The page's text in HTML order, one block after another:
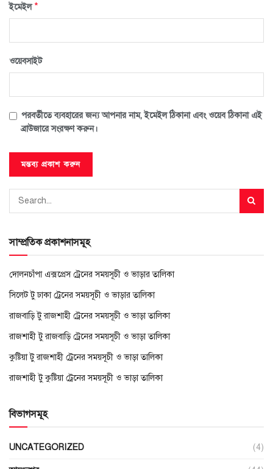
ইমেইল*
ওয়েবসাইট
পরবর্তীতে ব্যবহারের জন্য আপনার নাম, ইমেইল ঠিকানা এবং ওয়েব ঠিকানা এই
ব্রাউজারে সংরক্ষণ করুন।
সাম্প্রতিক প্রকাশনাসমূহ
দোলনচাঁপা এক্সপ্রেস ট্রেনের সময়সূচী ও ভাড়ার তালিকা
সিলেট টু ঢাকা ট্রেনের সময়সূচী ও ভাড়ার তালিকা
রাজবাড়ি টু রাজশাহী ট্রেনের সময়সূচী ও ভাড়া তালিকা
রাজশাহী টু রাজবাড়ি ট্রেনের সময়সূচী ও ভাড়া তালিকা
কুষ্টিয়া টু রাজশাহী ট্রেনের সময়সূচী ও ভাড়া তালিকা
রাজশাহী টু কুষ্টিয়া ট্রেনের সময়সূচী ও ভাড়া তালিকা
বিভাগসমূহ
UNCATEGORIZED (4)